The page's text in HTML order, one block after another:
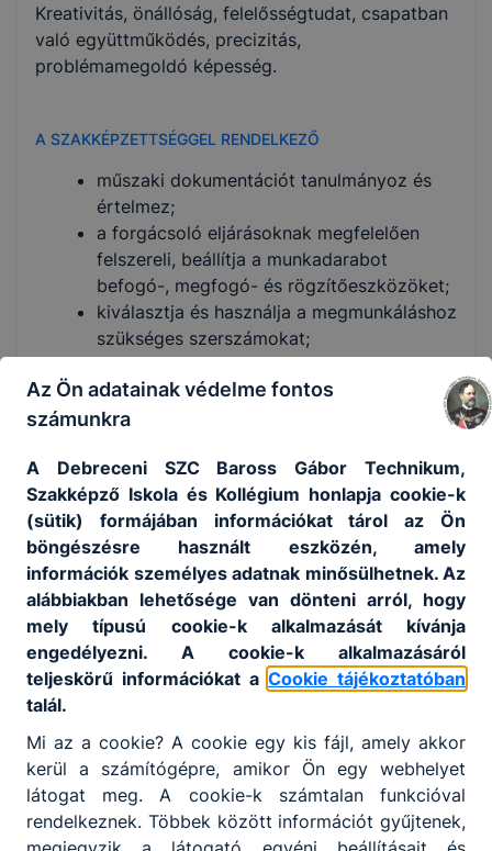
Kreativitás, önállóság, felelősségtudat, csapatban
való együttműködés, precizitás,
problémamegoldó képesség.
A SZAKKÉPZETTSÉGGEL RENDELKEZŐ
műszaki dokumentációt tanulmányoz és
értelmez;
a forgácsoló eljárásoknak megfelelően
felszereli, beállítja a munkadarabot
befogó-, megfogó- és rögzítőeszközöket;
kiválasztja és használja a megmunkáláshoz
szükséges szerszámokat;
alkatrészeket gyárt, alakít, javít;
alkatrészeket gyárt esztergálással,
egyszerű geometriájú alkatrészeket készít
CNC vezérlésű megmunkáló gépeken;
forgácsoló szerszámokat készít, élez;
a legyártott munkadarab minőségét és
megfelelősségét ellenőrzi.
ISKOLASPECIFIKUS INFORMÁCIÓK A KÉPZÉSHEZ
: 10 osztályról szóló
Képzési idő : 2 tanítási év (iskolai szüneteket
is tartalmazza)
Képzés munkarendje: nappali
Válaszható szakmairány : -
Az Ön adatainak védelme fontos
számunkra
A Debreceni SZC Baross Gábor Technikum,
Szakképző Iskola és Kollégium honlapja cookie-k
(sütik) formájában információkat tárol az Ön
böngészésre használt eszközén, amely
információk személyes adatnak minősülhetnek. Az
alábbiakban lehetősége van dönteni arról, hogy
mely típusú cookie-k alkalmazását kívánja
engedélyezni. A cookie-k alkalmazásáról
teljeskörű információkat a Cookie tájékoztatóban
talál.
Mi az a cookie? A cookie egy kis fájl, amely akkor
kerül a számítógépre, amikor Ön egy webhelyet
látogat meg. A cookie-k számtalan funkcióval
rendelkeznek. Többek között információt gyűjtenek,